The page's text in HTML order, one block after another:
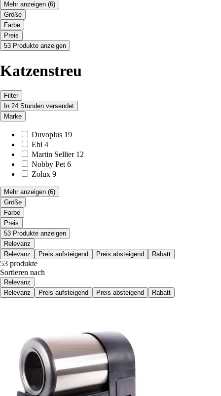
Mehr anzeigen (6)
Größe
Farbe
Preis
53 Produkte anzeigen
Katzenstreu
Filter
In 24 Stunden versendet
Marke
Duvoplus 19
Ebi 4
Martin Sellier 12
Nobby Pet 6
Zolux 9
Mehr anzeigen (6)
Größe
Farbe
Preis
53 Produkte anzeigen
Relevanz
Relevanz
Preis aufsteigend Preis absteigend Rabatt
53 produkte
Sortieren nach
Relevanz
Relevanz
Preis aufsteigend Preis absteigend Rabatt